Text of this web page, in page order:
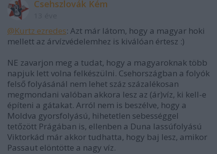
Csehszlovák Kém
@Kurtz ezredes: Azt már látom, hogy a magyar hoki
mellett az árvízvédelemhez is kiválóan értesz :)
NE zavarjon meg a tudat, hogy a magyaroknak több
napjuk lett volna felkészülni. Csehországban a folyók
felső folyásánál nem lehet száz százalékosan
megmondani valóban akkora lesz az (ár)víz, ki kell-e
építeni a gátakat. Arról nem is beszélve, hogy a
Moldva gyorsfolyású, hihetetlen sebességgel
tetőzött Prágában is, ellenben a Duna lassúfolyású
Viktorkád már akkor tudhatta, hogy baj lesz, amikor
Passaut elöntötte a nagy víz.